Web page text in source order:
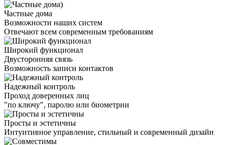
Частные дома
Возможности наших систем
Отвечают всем современным требованиям
Широкий функционал
Двусторонняя связь
Возможность записи контактов
Надежный контроль
Проход доверенных лиц
"по ключу", паролю или биометрии
Просты и эстетичны
Интуитивное управление, стильный и современный дизайн